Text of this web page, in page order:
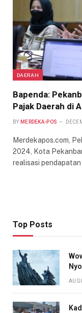
DAERAH
Bapenda:
Pajak Daerah di
BY MERDEKA-POS
Merdekapos.com,
2024, Kota
realisasi
Top Posts